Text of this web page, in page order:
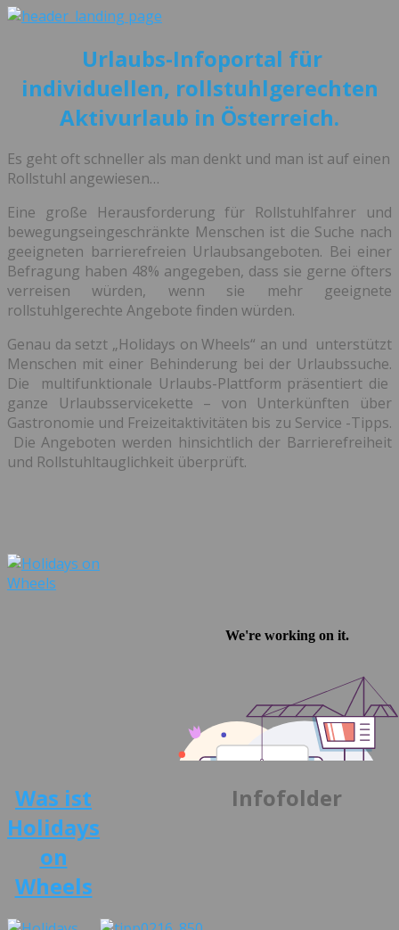
Urlaubs-Infoportal für
individuellen, rollstuhlgerechten
Aktivurlaub in Österreich.
Es geht oft schneller als man denkt und man ist auf einen
Rollstuhl angewiesen…
Eine große Herausforderung für Rollstuhlfahrer und
bewegungseingeschränkte Menschen ist die Suche nach
geeigneten barrierefreien Urlaubsangeboten. Bei einer
Befragung haben 48% angegeben, dass sie gerne öfters
verreisen würden, wenn sie mehr geeignete
rollstuhlgerechte Angebote finden würden.
Genau da setzt „Holidays on Wheels“ an und unterstützt
Menschen mit einer Behinderung bei der Urlaubssuche.
Die multifunktionale Urlaubs-Plattform präsentiert die
ganze Urlaubsservicekette – von Unterkünften über
Gastronomie und Freizeitaktivitäten bis zu Service -Tipps.
Die Angeboten werden hinsichtlich der Barrierefreiheit
und Rollstuhltauglichkeit überprüft.
Was ist
Holidays
on
Wheels
Infofolder